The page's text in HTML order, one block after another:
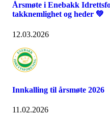
Årsmøte i Enebakk
takknemlighet og heder 💚
12.03.2026
Innkalling til årsmøte 2026
11.02.2026